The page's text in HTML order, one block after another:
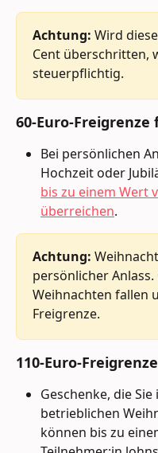
Achtung: Wird
Cent überschritten,
steuerpflichtig.
60-Euro-
Bei persönlichen
Hochzeit oder
bis zu einem Wert
überreichen.
Achtung:
persönlicher Anlass.
Weihnachten fallen
Freigrenze.
110-Euro-
Geschenke, die
betrieblichen
können bis zu